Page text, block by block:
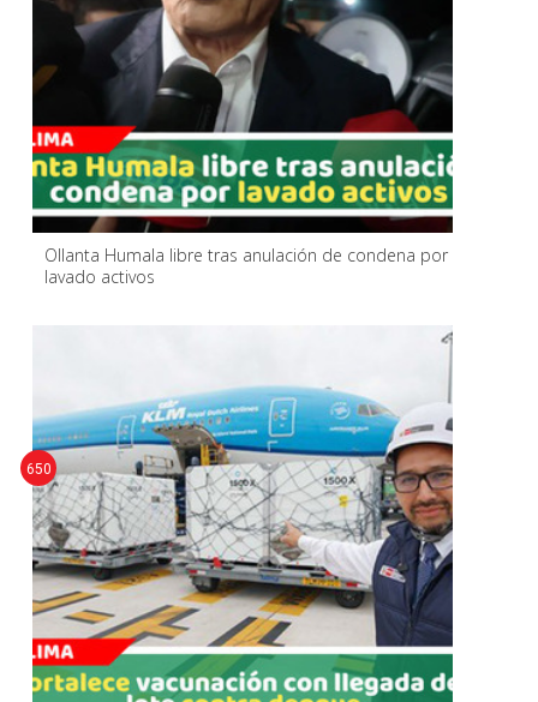
Ollanta Humala libre tras anulación de condena por
lavado activos
650